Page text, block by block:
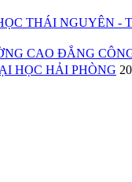
THÁI NGUYÊN -
CAO ĐẲNG
HỌC HẢI PHÒNG